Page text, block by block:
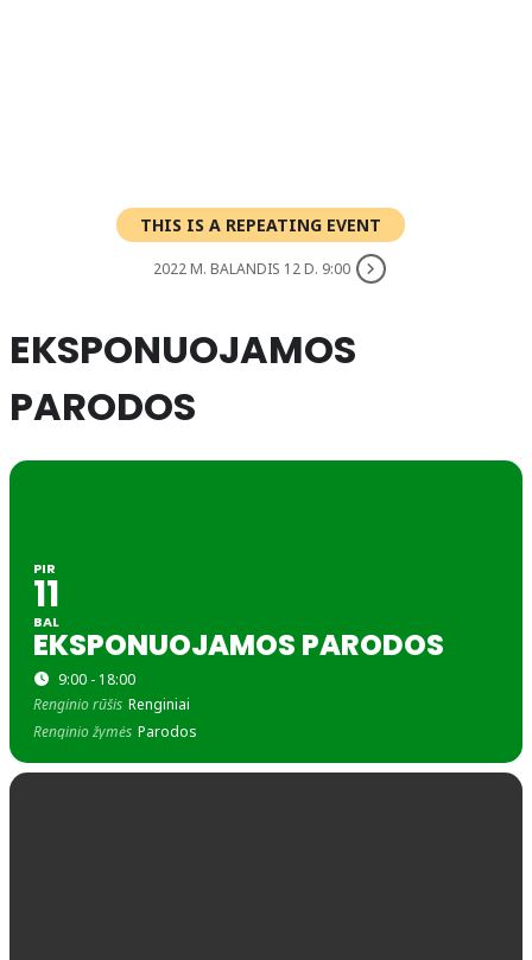
THIS IS A REPEATING EVENT
2022 M. BALANDIS 12 D. 9:00
EKSPONUOJAMOS
PARODOS
PIR
11
BAL
EKSPONUOJAMOS PARODOS
9:00 - 18:00
Renginio rūšis Renginiai
Renginio žymės Parodos